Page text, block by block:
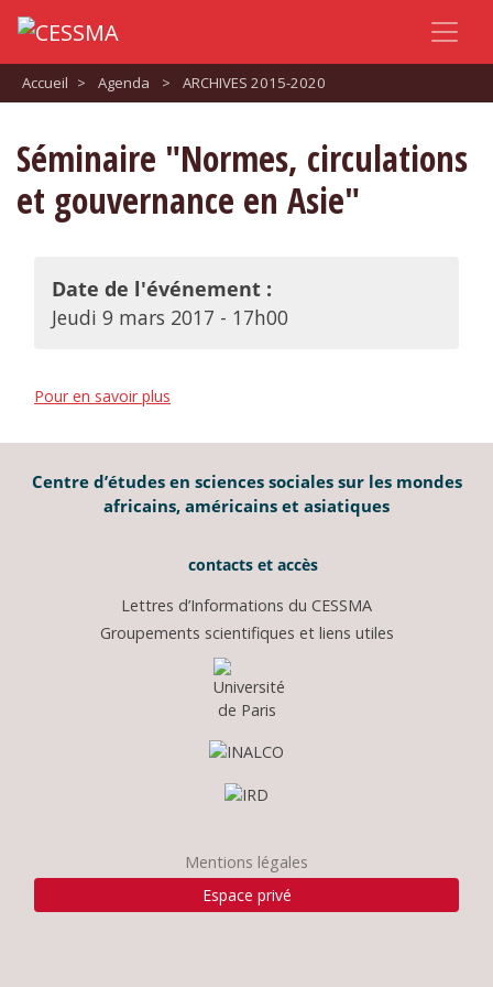
Accueil > Agenda > ARCHIVES 2015-2020
Séminaire "Normes, circulations
et gouvernance en Asie"
Date de l'événement :
Jeudi 9 mars 2017 - 17h00
Pour en savoir plus
Centre d’études en sciences sociales sur les mondes
africains, américains et asiatiques
contacts et accès
Lettres d’Informations du CESSMA
Groupements scientifiques et liens utiles
Mentions légales
Espace privé